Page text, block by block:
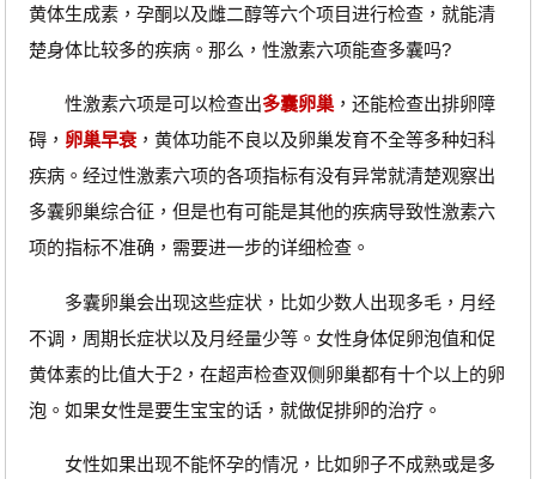
黄体生成素，孕酮以及雌二醇等六个项目进行检查，就能清
楚身体比较多的疾病。那么，性激素六项能查多囊吗?
性激素六项是可以检查出多囊卵巢，还能检查出排卵障
碍， 卵巢早衰，黄体功能不良以及卵巢发育不全等多种妇科
疾病。经过性激素六项的各项指标有没有异常就清楚观察出
多囊卵巢综合征，但是也有可能是其他的疾病导致性激素六
项的指标不准确，需要进一步的详细检查。
多囊卵巢会出现这些症状，比如少数人出现多毛，月经
不调，周期长症状以及月经量少等。女性身体促卵泡值和促
黄体素的比值大于2，在超声检查双侧卵巢都有十个以上的卵
泡。如果女性是要生宝宝的话，就做促排卵的治疗。
女性如果出现不能怀孕的情况，比如卵子不成熟或是多